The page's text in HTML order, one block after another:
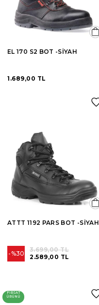
EL 170 S2 BOT -SİYAH
1.689,00 TL
ATTT 1192 PARS BOT -SİYAH
%30 2.589,00 TL
3.699,00 TL
FIRSAT
ÜRÜNÜ